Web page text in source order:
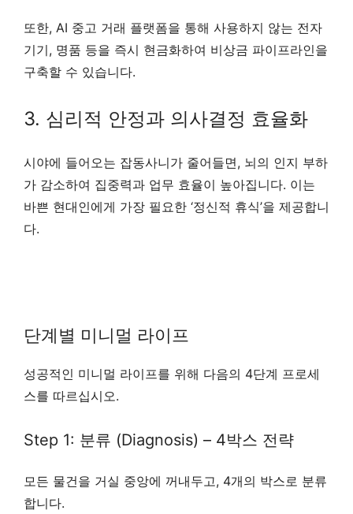
또한, AI 중고 거래 플랫폼을 통해 사용하지 않는 전자
기기, 명품 등을 즉시 현금화하여 비상금 파이프라인을
구축할 수 있습니다.
3. 심리적 안정과 의사결정 효율화
시야에 들어오는 잡동사니가 줄어들면, 뇌의 인지 부하
가 감소하여 집중력과 업무 효율이 높아집니다. 이는
바쁜 현대인에게 가장 필요한 ‘정신적 휴식’을 제공합니
다.
단계별 미니멀 라이프
성공적인 미니멀 라이프를 위해 다음의 4단계 프로세
스를 따르십시오.
Step 1: 분류 (Diagnosis) – 4박스 전략
모든 물건을 거실 중앙에 꺼내두고, 4개의 박스로 분류
합니다.